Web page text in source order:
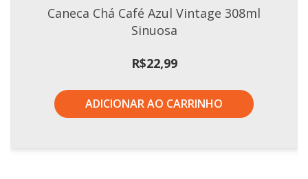
Caneca Chá Café Azul Vintage 308ml
Sinuosa
R$22,99
ADICIONAR AO CARRINHO